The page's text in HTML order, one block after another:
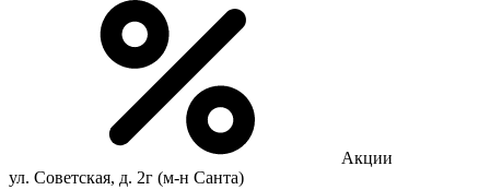
Акции
ул. Советская, д. 2г (м-н Санта)